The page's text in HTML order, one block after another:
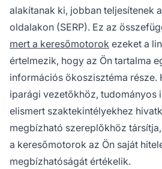
alakítanak ki, jobban teljesítenek
oldalakon (SERP). Ez az
mert a keresőmotorok ezeket a
értelmezik, hogy az Ön tartalma
információs ökoszisztéma része.
iparági vezetőkhöz, tudományos
elismert szaktekintélyekhez
megbízható szereplőkhöz
a keresőmotorok az Ön saját
megbízhatóságát értékelik.